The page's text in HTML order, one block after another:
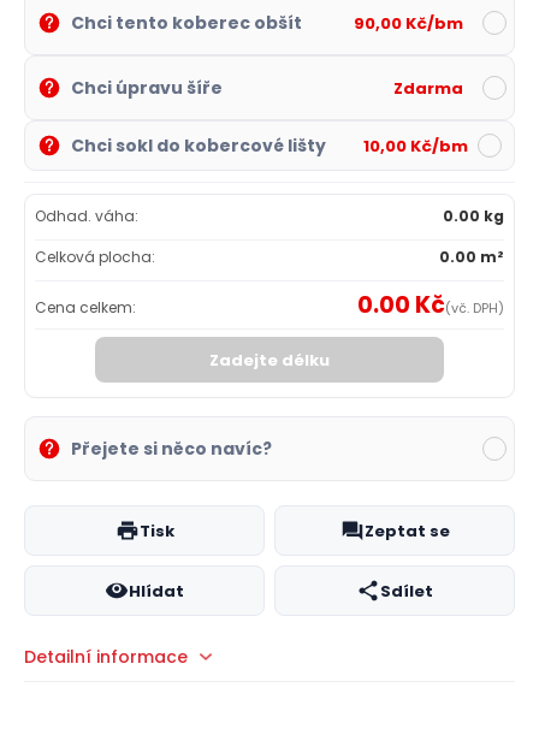
Chci tento koberec obšít 90,00 Kč/bm
Chci úpravu šíře Zdarma
Chci sokl do kobercové lišty 10,00 Kč/bm
Odhad. váha:
0.00 kg
Celková plocha:
0.00 m²
Cena celkem: 0.00 Kč(vč. DPH)
Zadejte délku
Přejete si něco navíc?
Tisk Zeptat se
Hlídat Sdílet
Detailní informace